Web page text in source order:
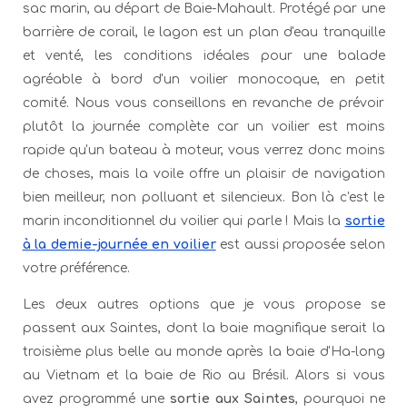
sac marin, au départ de Baie-Mahault. Protégé par une
barrière de corail, le lagon est un plan d'eau tranquille
et venté, les conditions idéales pour une balade
agréable à bord d'un voilier monocoque, en petit
comité. Nous vous conseillons en revanche de prévoir
plutôt la journée complète car un voilier est moins
rapide qu'un bateau à moteur, vous verrez donc moins
de choses, mais la voile offre un plaisir de navigation
bien meilleur, non polluant et silencieux. Bon là c'est le
marin inconditionnel du voilier qui parle ! Mais la sortie
à la demie-journée en voilierest aussi proposée selon
votre préférence.
Les deux autres options que je vous propose se
passent aux Saintes, dont la baie magnifique serait la
troisième plus belle au monde après la baie d'Ha-long
au Vietnam et la baie de Rio au Brésil. Alors si vous
avez programmé une sortie aux Saintes, pourquoi ne